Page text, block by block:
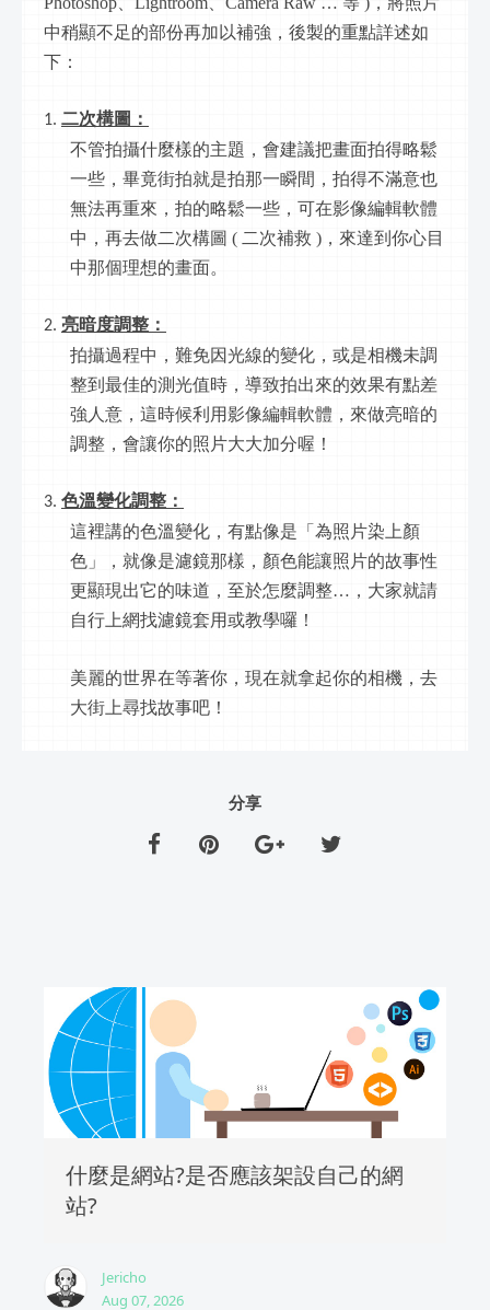
中稍顯不足的部份再加以補強，後製的重點詳述如
下：
二次構圖：
不管拍攝什麼樣的主題，會建議把畫面拍得略鬆
一些，畢竟街拍就是拍那一瞬間，拍得不滿意也
無法再重來，拍的略鬆一些，可在影像編輯軟體
中，再去做二次構圖 ( 二次補救 )，來達到你心目
中那個理想的畫面。
亮暗度調整：
拍攝過程中，難免因光線的變化，或是相機未調
整到最佳的測光值時，導致拍出來的效果有點差
強人意，這時候利用影像編輯軟體，來做亮暗的
調整，會讓你的照片大大加分喔！
色溫變化調整：
這裡講的色溫變化，有點像是「為照片染上顏
色」，就像是濾鏡那樣，顏色能讓照片的故事性
更顯現出它的味道，至於怎麼調整…，大家就請
自行上網找濾鏡套用或教學囉！
美麗的世界在等著你，現在就拿起你的相機，去
大街上尋找故事吧！
分享
什麼是網站?是否應該架設自己的網
站?
Jericho
Aug 07, 2026